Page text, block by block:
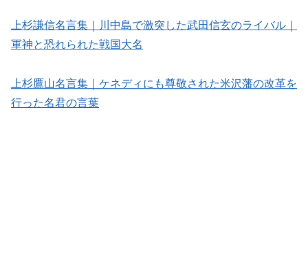
上杉謙信名言集｜川中島で激突した武田信玄のライバル｜
軍神と恐れられた戦国大名
上杉鷹山名言集｜ケネディにも尊敬された米沢藩の改革を
行った名君の言葉